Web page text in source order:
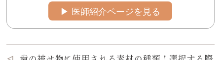
▶︎ 医師紹介ページを見る